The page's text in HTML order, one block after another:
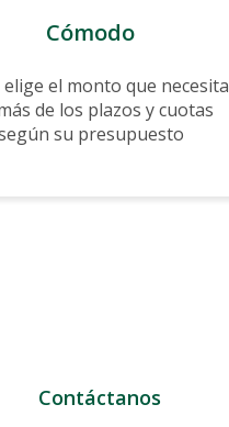
Cómodo
elige el monto que necesita
de los plazos y cuotas
su presupuesto
Contáctanos